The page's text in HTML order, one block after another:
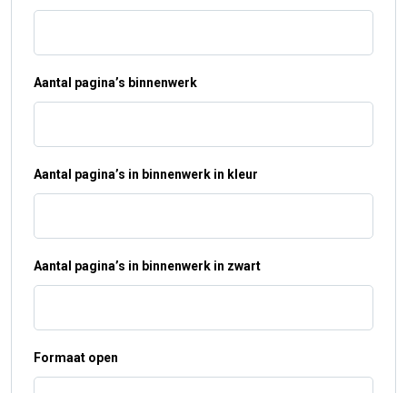
Aantal pagina’s binnenwerk
Aantal pagina’s in binnenwerk in kleur
Aantal pagina’s in binnenwerk in zwart
Formaat open